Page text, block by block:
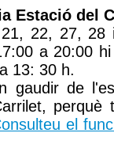
Estació del
22, 27, 28
a 20:00
13: 30 h.
gaudir de
el